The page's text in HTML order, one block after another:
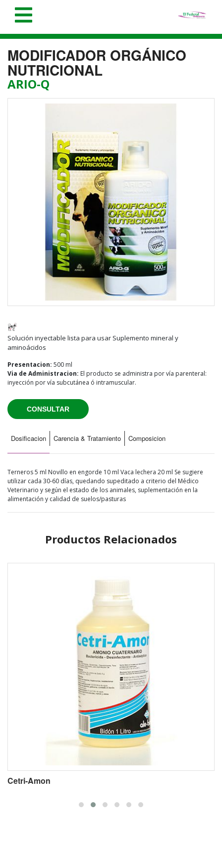
MODIFICADOR ORGÁNICO
NUTRICIONAL
ARIO-Q
Solución inyectable lista para usar Suplemento mineral y
aminoácidos
Presentacion: 500 ml
Via de Administracion: El producto se administra por vía parenteral:
inyección por vía subcutánea ó intramuscular.
CONSULTAR
Dosificacion Carencia & Tratamiento Composicion
Terneros 5 ml Novillo en engorde 10 ml Vaca lechera 20 ml Se sugiere
utilizar cada 30-60 días, quedando supeditado a criterio del Médico
Veterinario y según el estado de los animales, suplementación en la
alimentación y calidad de suelos/pasturas
Productos Relacionados
Cetri-Amon